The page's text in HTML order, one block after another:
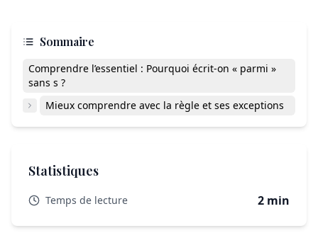
Sommaire
Comprendre l’essentiel : Pourquoi écrit-on « parmi »
sans s ?
Mieux comprendre avec la règle et ses exceptions
Statistiques
Temps de lecture 2 min